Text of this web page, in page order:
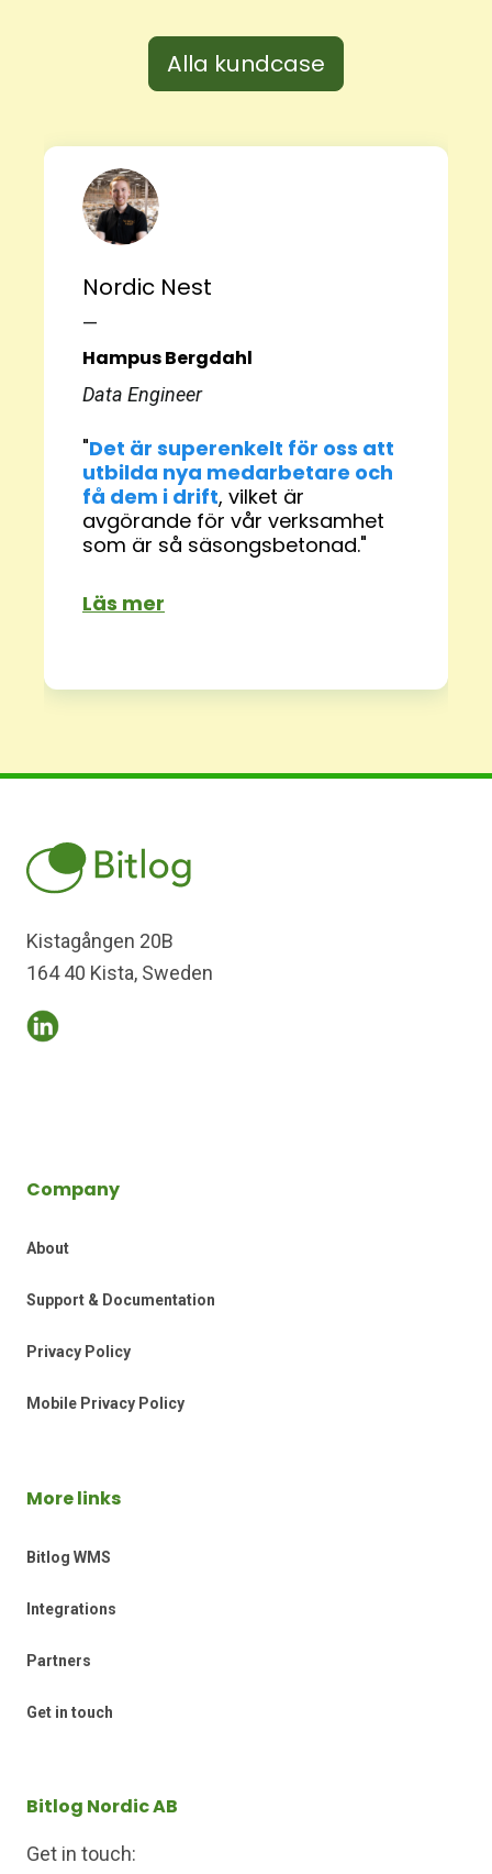
Alla kundcase
Nordic Nest
—
Hampus Bergdahl
Data Engineer
"Det är superenkelt för oss att
utbilda nya medarbetare och
få dem i drift, vilket är
avgörande för vår verksamhet
som är så säsongsbetonad."
Läs mer
Kistagången 20B
164 40 Kista, Sweden
Company
About
Support & Documentation
Privacy Policy
Mobile Privacy Policy
More links
Bitlog WMS
Integrations
Partners
Get in touch
Bitlog Nordic AB
Get in touch: